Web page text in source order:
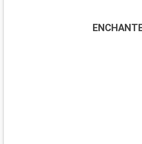
étrusques et son musée archéologique.